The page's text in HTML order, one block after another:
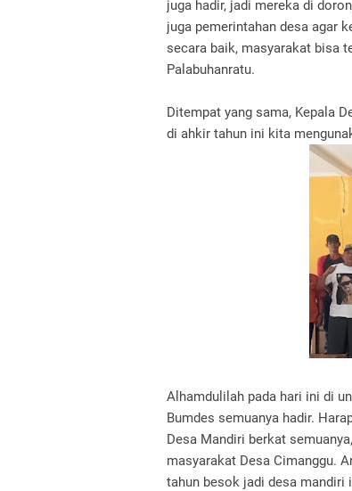
juga hadir, jadi mereka di
juga pemerintahan desa agar
secara baik, masyarakat bisa
Palabuhanratu.
Ditempat yang sama, Kepala
di ahkir tahun ini kita
Alhamdulilah pada hari ini di
Bumdes semuanya hadir.
Desa Mandiri berkat
masyarakat Desa Cimanggu.
tahun besok jadi desa mandiri